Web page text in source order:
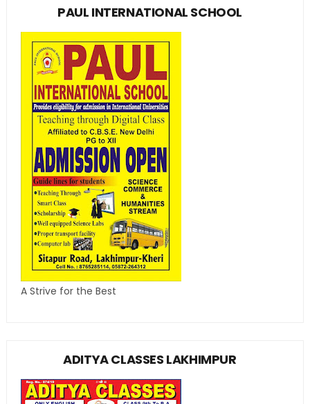
PAUL INTERNATIONAL SCHOOL
A Strive for the Best
ADITYA CLASSES LAKHIMPUR